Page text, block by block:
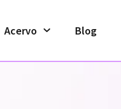
Acervo Blog